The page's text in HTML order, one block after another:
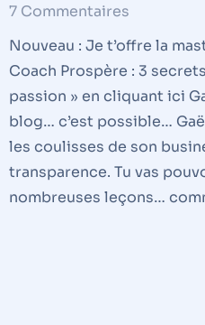
7 Commentaires
Nouveau : Je t’offre la
Coach Prospère : 3
passion » en cliquant ici
blog… c’est possible…
les coulisses de son
transparence. Tu vas
nombreuses leçons…